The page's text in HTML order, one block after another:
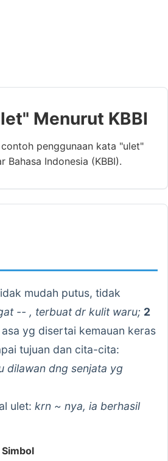
Menurut KBBI
penggunaan kata "ulet"
Bahasa Indonesia (KBBI).
mudah putus, tidak
-- , terbuat dr kulit waru; 2
yg disertai kemauan keras
tujuan dan cita-cita:
dilawan dng senjata yg
ulet: krn ~ nya, ia berhasil